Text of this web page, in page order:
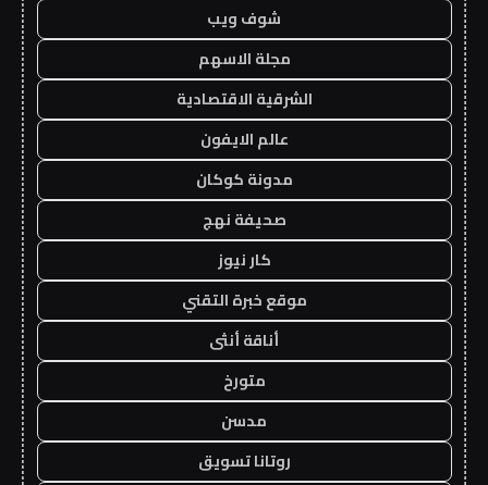
شوف ويب
مجلة الاسهم
الشرقية الاقتصادية
عالم الايفون
مدونة كوكان
صحيفة نهج
كار نيوز
موقع خبرة التقني
أناقة أنثى
متورخ
مدسن
روتانا تسويق